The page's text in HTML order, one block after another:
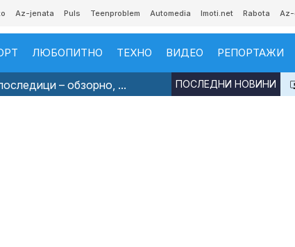
Az-jenata Puls Teenproblem Automedia Imoti.net Rabota Az-
ЛЮБОПИТНО ТЕХНО ВИДЕО РЕПОРТАЖИ
– обзорно, ... ПОСЛЕДНИ НОВИНИ